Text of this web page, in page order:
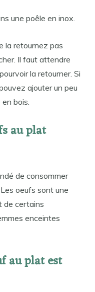
une poêle en inox.
la retournez pas
Il faut attendre
la retourner. Si
ajouter un peu
bois.
au plat
de consommer
oeufs sont une
de certains
enceintes
au plat est